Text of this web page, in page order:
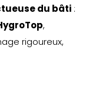
du bâti :
,
rigoureux,